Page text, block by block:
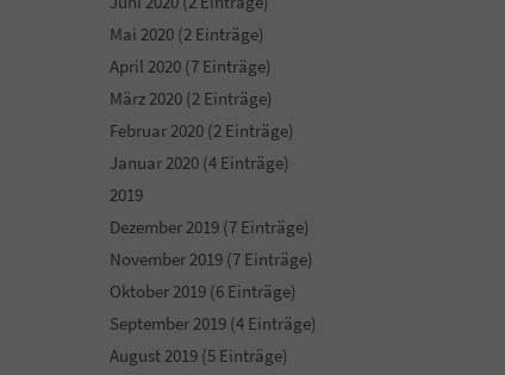
Mai 2020 (2 Einträge)
April 2020 (7 Einträge)
März 2020 (2 Einträge)
Februar 2020 (2 Einträge)
Januar 2020 (4 Einträge)
2019
Dezember 2019 (7 Einträge)
November 2019 (7 Einträge)
Oktober 2019 (6 Einträge)
September 2019 (4 Einträge)
August 2019 (5 Einträge)